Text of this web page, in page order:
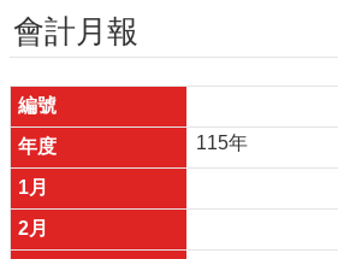
會計月報
115年